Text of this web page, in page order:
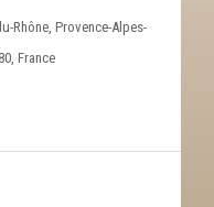
Rhône, Provence-Alpes-
France